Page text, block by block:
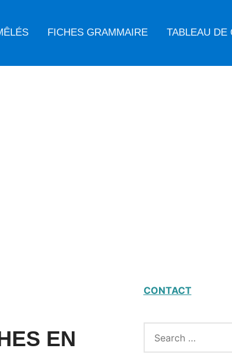
FICHES GRAMMAIRE TABLEAU DE
EN
CONTACT